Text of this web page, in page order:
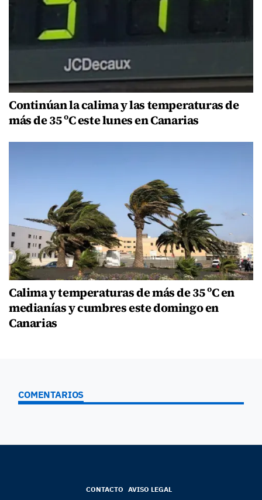
Continúan la calima y las temperaturas de
más de 35 ºC este lunes en Canarias
Calima y temperaturas de más de 35 ºC en
medianías y cumbres este domingo en
Canarias
COMENTARIOS
CONTACTO AVISO LEGAL